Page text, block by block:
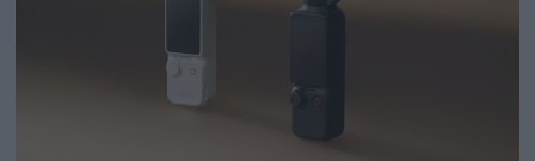
hybrid creators, the Alpha 7 V
introduces additional 4K recording
modes, including 7K oversampled 4K
60p recording[12] available in full-